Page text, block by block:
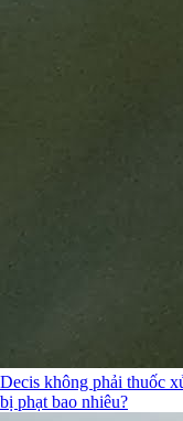
Decis không phải thuốc
bị phạt bao nhiêu?